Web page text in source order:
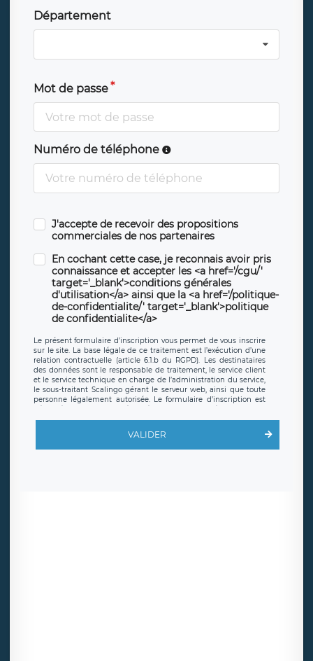
Département
Mot de passe
Numéro de téléphone
J'accepte de recevoir des propositions
commerciales de nos partenaires
En cochant cette case, je reconnais avoir pris
connaissance et accepter les <a href='/cgu/'
target='_blank'>conditions générales
d'utilisation</a> ainsi que la <a href='/politique-
de-confidentialite/' target='_blank'>politique
de confidentialite</a>
Le présent formulaire d’inscription vous permet de vous inscrire
sur le site. La base légale de ce traitement est l’exécution d’une
relation contractuelle (article 6.1.b du RGPD). Les destinataires
des données sont le responsable de traitement, le service client
et le service technique en charge de l’administration du service,
le sous-traitant Scalingo gérant le serveur web, ainsi que toute
personne légalement autorisée. Le formulaire d’inscription est
hébergé sur un serveur hébergé par Scalingo, basé en France et
offrant desclauses de protection conformes au RGPD. Les
en sollicite la suppression, étant entendu que vous pouvez
demander la suppression de vos données et retirer votre
VALIDER